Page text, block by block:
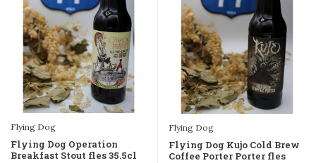
Flying Dog
Flying Dog Operation
Breakfast Stout fles 35.5cl
Flying Dog
Flying Dog Kujo Cold Brew
Coffee Porter Porter fles